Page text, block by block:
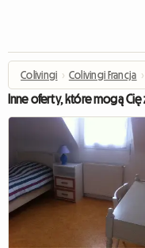
Colivingi › Colivingi Francja ›
Inne oferty, które mogą Cię